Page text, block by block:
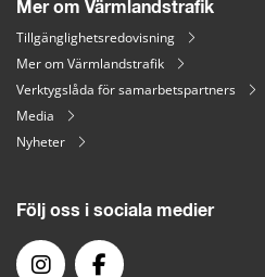
Mer om Värmlandstrafik
Tillgänglighetsredovisning
Mer om Värmlandstrafik
Verktygslåda för samarbetspartners
Media
Nyheter
Följ oss i sociala medier